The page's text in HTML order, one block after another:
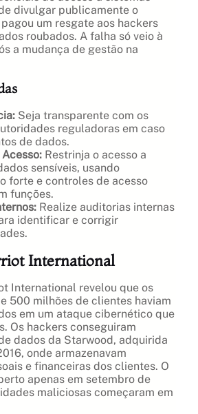
divulgar publicamente o
um resgate aos hackers
roubados. A falha só veio à
a mudança de gestão na
Seja transparente com os
reguladoras em caso
de dados.
Restrinja o acesso a
sensíveis, usando
forte e controles de acesso
funções.
Realize auditorias internas
identificar e corrigir
International
International revelou que os
500 milhões de clientes haviam
em um ataque cibernético que
Os hackers conseguiram
dados da Starwood, adquirida
onde armazenavam
e financeiras dos clientes. O
apenas em setembro de
maliciosas começaram em